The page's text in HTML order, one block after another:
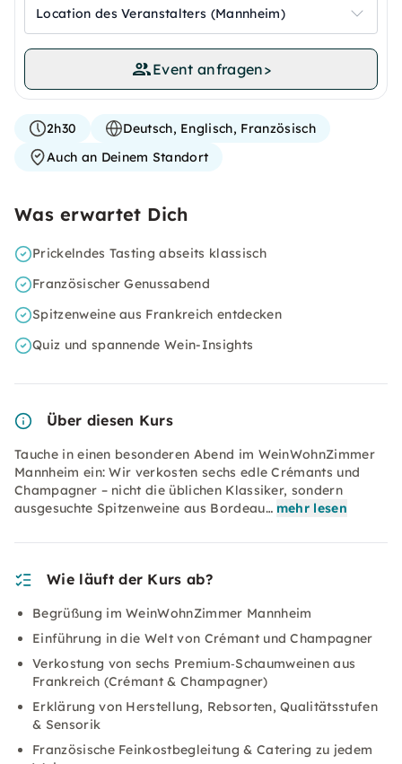
Location des Veranstalters (Mannheim)
Event anfragen>
2h30
Deutsch, Englisch, Französisch
Auch an Deinem Standort
Was erwartet Dich
Prickelndes Tasting abseits klassisch
Französischer Genussabend
Spitzenweine aus Frankreich entdecken
Quiz und spannende Wein-Insights
Über diesen Kurs
Tauche in einen besonderen Abend im WeinWohnZimmer
Mannheim ein: Wir verkosten sechs edle Crémants und
Champagner – nicht die üblichen Klassiker, sondern
ausgesuchte Spitzenweine aus Bordeau… mehr lesen
Wie läuft der Kurs ab?
Begrüßung im WeinWohnZimmer Mannheim
Einführung in die Welt von Crémant und Champagner
Verkostung von sechs Premium‑Schaumweinen aus
Frankreich (Crémant & Champagner)
Erklärung von Herstellung, Rebsorten, Qualitätsstufen
& Sensorik
Französische Feinkostbegleitung & Catering zu jedem